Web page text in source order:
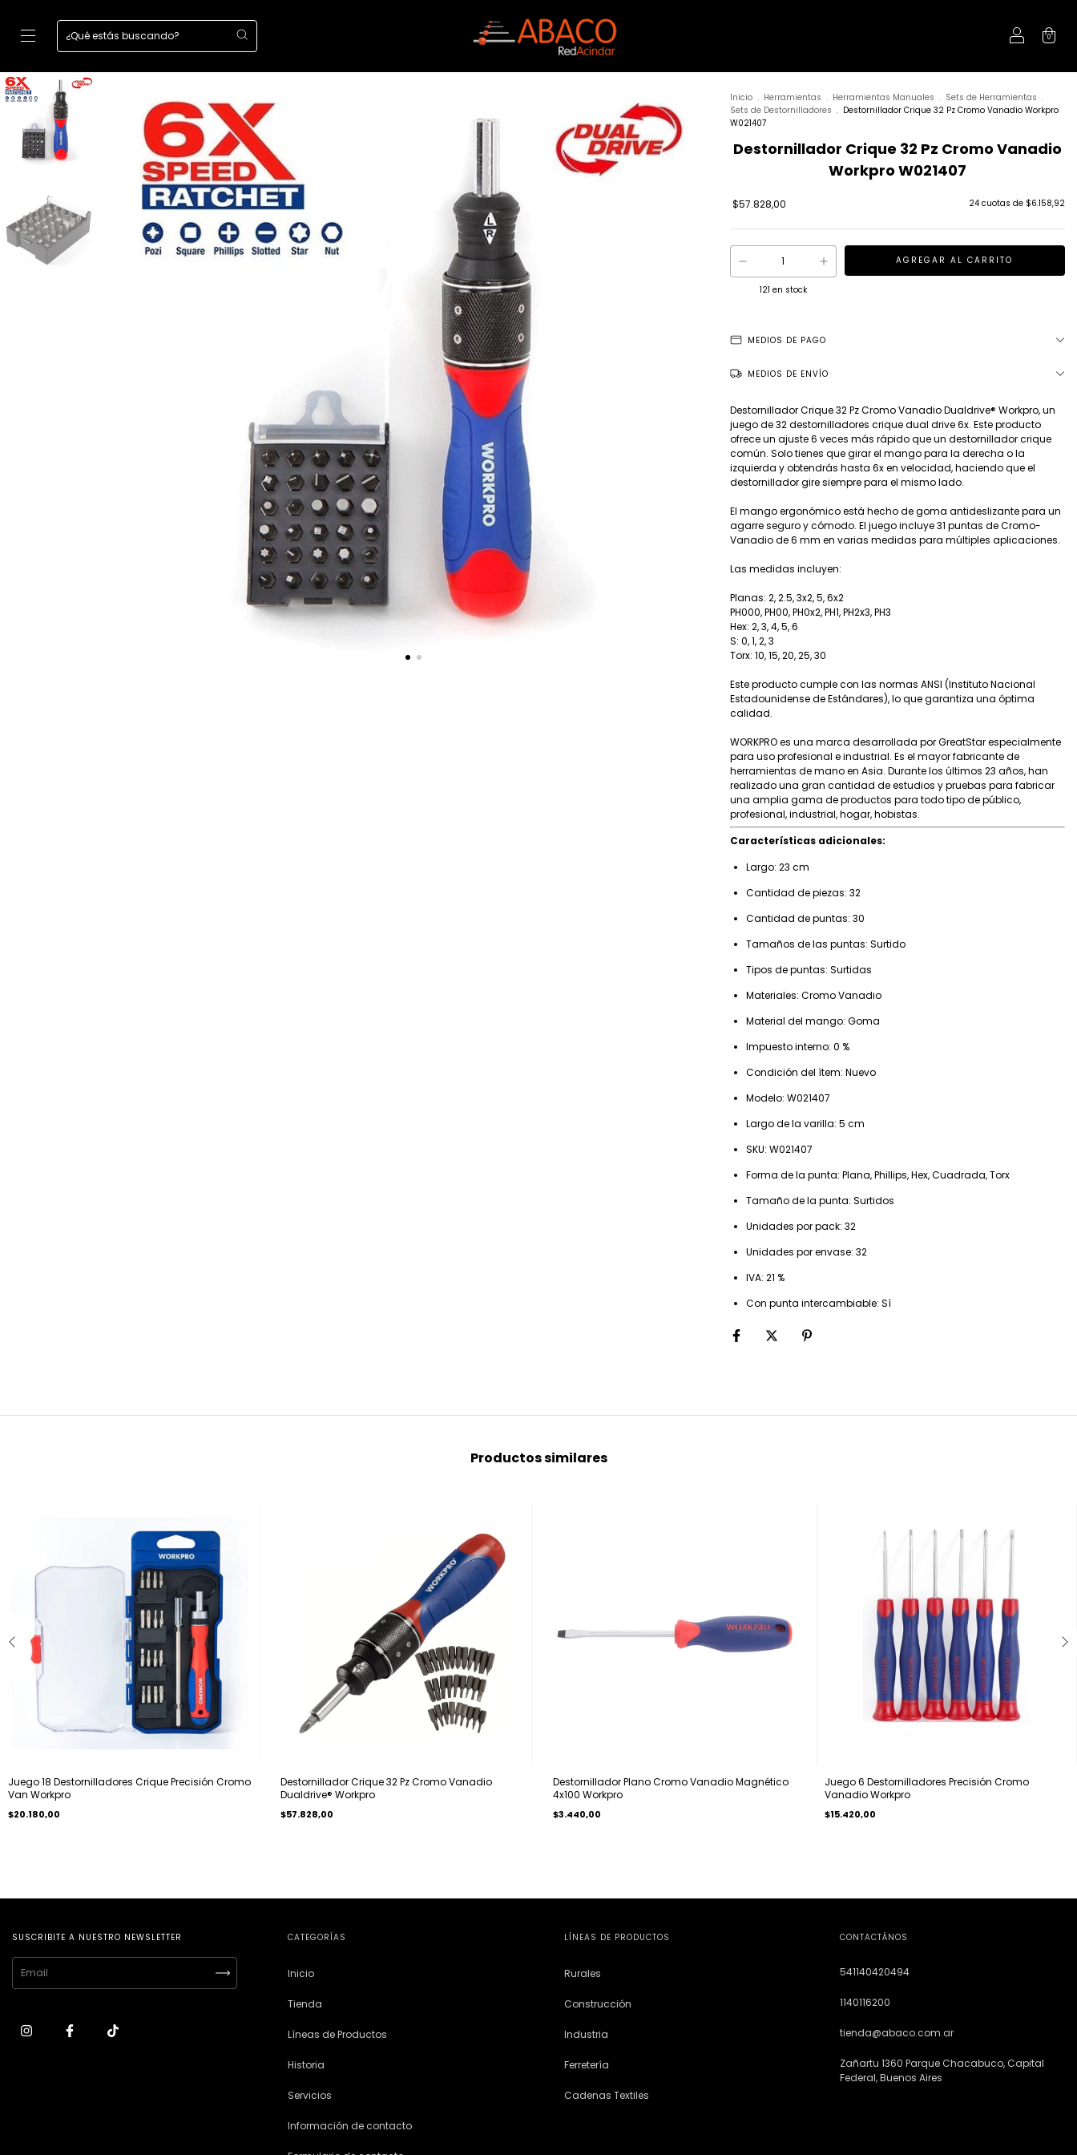
0
Inicio . Herramientas . Herramientas Manuales . Sets de Herramientas .
Sets de Destornilladores . Destornillador Crique 32 Pz Cromo Vanadio Workpro
W021407
Destornillador Crique 32 Pz Cromo Vanadio
Workpro W021407
$57.828,00 24 cuotas de $6.158,92
121 en stock
MEDIOS DE PAGO
MEDIOS DE ENVÍO
Destornillador Crique 32 Pz Cromo Vanadio Dualdrive® Workpro, un
juego de 32 destornilladores crique dual drive 6x. Este producto
ofrece un ajuste 6 veces más rápido que un destornillador crique
común. Solo tienes que girar el mango para la derecha o la
izquierda y obtendrás hasta 6x en velocidad, haciendo que el
destornillador gire siempre para el mismo lado.
El mango ergonómico está hecho de goma antideslizante para un
agarre seguro y cómodo. El juego incluye 31 puntas de Cromo-
Vanadio de 6 mm en varias medidas para múltiples aplicaciones.
Las medidas incluyen:
Planas: 2, 2.5, 3x2, 5, 6x2
PH000, PH00, PH0x2, PH1, PH2x3, PH3
Hex: 2, 3, 4, 5, 6
S: 0, 1, 2, 3
Torx: 10, 15, 20, 25, 30
Este producto cumple con las normas ANSI (Instituto Nacional
Estadounidense de Estándares), lo que garantiza una óptima
calidad.
WORKPRO es una marca desarrollada por GreatStar especialmente
para uso profesional e industrial. Es el mayor fabricante de
herramientas de mano en Asia. Durante los últimos 23 años, han
realizado una gran cantidad de estudios y pruebas para fabricar
una amplia gama de productos para todo tipo de público,
profesional, industrial, hogar, hobistas.
Características adicionales:
Largo: 23 cm
Cantidad de piezas: 32
Cantidad de puntas: 30
Tamaños de las puntas: Surtido
Tipos de puntas: Surtidas
Materiales: Cromo Vanadio
Material del mango: Goma
Impuesto interno: 0 %
Condición del ítem: Nuevo
Modelo: W021407
Largo de la varilla: 5 cm
SKU: W021407
Forma de la punta: Plana, Phillips, Hex, Cuadrada, Torx
Tamaño de la punta: Surtidos
Unidades por pack: 32
Unidades por envase: 32
IVA: 21 %
Con punta intercambiable: Sí
Productos similares
Juego 18 Destornilladores Crique Precisión Cromo
Van Workpro
$20.180,00
Destornillador Crique 32 Pz Cromo Vanadio
Dualdrive® Workpro
$57.828,00
Destornillador Plano Cromo Vanadio Magnético
4x100 Workpro
$3.440,00
Juego 6 Destornilladores Precisión Cromo
Vanadio Workpro
$15.420,00
SUSCRIBITE A NUESTRO NEWSLETTER CATEGORÍAS
Inicio
Tienda
Líneas de Productos
Historia
Servicios
Información de contacto
LÍNEAS DE PRODUCTOS
Rurales
Construcción
Industria
Ferretería
Cadenas Textiles
CONTACTÁNOS
541140420494
1140116200
tienda@abaco.com.ar
Zañartu 1360 Parque Chacabuco, Capital
Federal, Buenos Aires